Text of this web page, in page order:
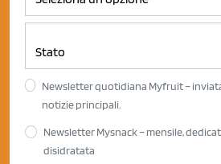
Newsletter quotidiana Myfruit –
notizie principali.
Newsletter Mysnack – mensile,
disidratata